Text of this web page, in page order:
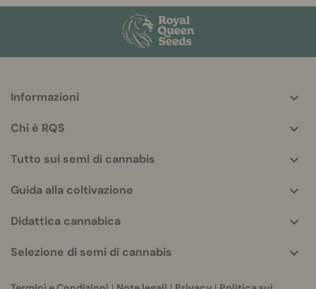
More
info
Informazioni
Chi è RQS
Tutto sui semi di cannabis
Guida alla coltivazione
Didattica cannabica
Selezione di semi di cannabis